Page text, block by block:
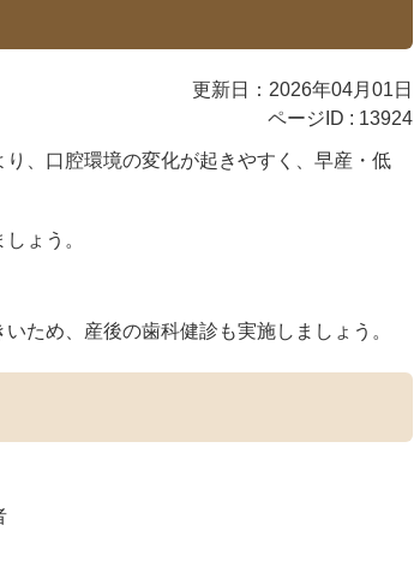
更新日：2026年04月01日
ページID : 13924
、口腔環境の変化が起きやすく、早産・低
ょう。
ため、産後の歯科健診も実施しましょう。